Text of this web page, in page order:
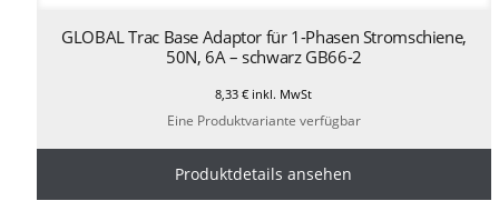
GLOBAL Trac Base Adaptor für 1-Phasen Stromschiene,
50N, 6A – schwarz GB66-2
8,33€ inkl. MwSt
Eine Produktvariante verfügbar
Produktdetails ansehen